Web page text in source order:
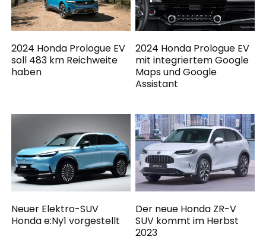
2024 Honda Prologue EV
soll 483 km Reichweite
haben
2024 Honda Prologue EV
mit integriertem Google
Maps und Google
Assistant
Neuer Elektro-SUV
Honda e:Ny1 vorgestellt
Der neue Honda ZR-V
SUV kommt im Herbst
2023